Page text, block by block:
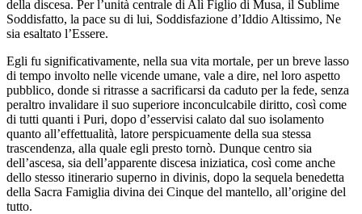
della discesa. Per l’unità centrale di Alì Figlio di Musa, il Sublime
Soddisfatto, la pace su di lui, Soddisfazione d’Iddio Altissimo, Ne
sia esaltato l’Essere.
Egli fu significativamente, nella sua vita mortale, per un breve lasso
di tempo involto nelle vicende umane, vale a dire, nel loro aspetto
pubblico, donde si ritrasse a sacrificarsi da caduto per la fede, senza
peraltro invalidare il suo superiore inconculcabile diritto, così come
di tutti quanti i Puri, dopo d’esservisi calato dal suo isolamento
quanto all’effettualità, latore perspicuamente della sua stessa
trascendenza, alla quale egli presto tornò. Dunque centro sia
dell’ascesa, sia dell’apparente discesa iniziatica, così come anche
dello stesso itinerario superno in divinis, dopo la sequela benedetta
della Sacra Famiglia divina dei Cinque del mantello, all’origine del
tutto.